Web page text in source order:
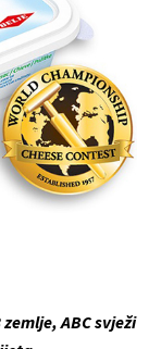
ABC svježi